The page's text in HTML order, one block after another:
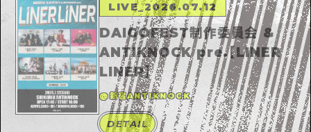
LIVE_2026.07.12
DAIGOFEST制作委員会 &
ANTIKNOCK pre.【LINER
LINER】
@新宿ANTIKNOCK
DETAIL